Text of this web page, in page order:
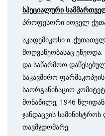
სპეციალური
პროფესორი იოველ
აკადემიკოსი ი.
მოღვაწეობასაც
და საწარმოო
საკავშირო
საორგანიზაციო
მონაწილე; 1946
ჯანდაცვის
თავმჯდომარე.